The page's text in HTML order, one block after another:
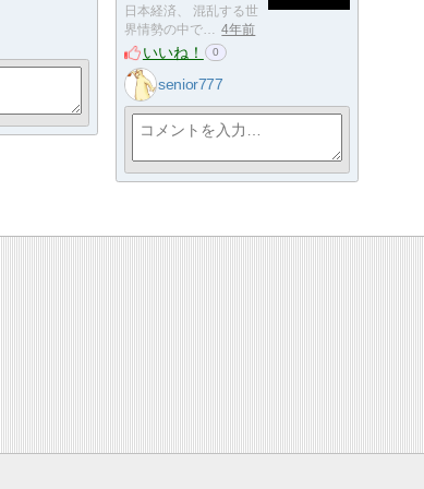
日本経済、 混乱する世
界情勢の中で… 4年前
いいね！ 0
senior777